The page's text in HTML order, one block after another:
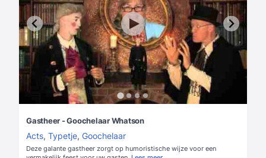
Gastheer - Goochelaar Whatson
Acts, Typetje, Goochelaar
Deze galante gastheer zorgt op humoristische wijze voor een